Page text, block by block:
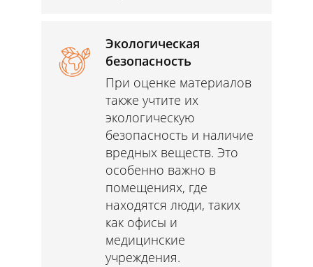
Экологическая
безопасность
При оценке материалов
также учтите их
экологическую
безопасность и наличие
вредных веществ. Это
особенно важно в
помещениях, где
находятся люди, таких
как офисы и
медицинские
учреждения.